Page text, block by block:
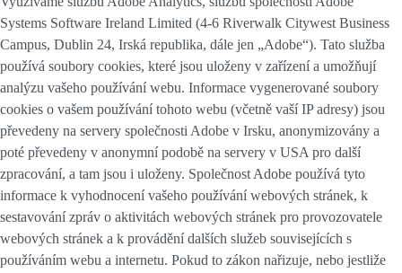
Systems Software Ireland Limited (4-6 Riverwalk Citywest Business
Campus, Dublin 24, Irská republika, dále jen „Adobe“). Tato služba
používá soubory cookies, které jsou uloženy v zařízení a umožňují
analýzu vašeho používání webu. Informace vygenerované soubory
cookies o vašem používání tohoto webu (včetně vaší IP adresy) jsou
převedeny na servery společnosti Adobe v Irsku, anonymizovány a
poté převedeny v anonymní podobě na servery v USA pro další
zpracování, a tam jsou i uloženy. Společnost Adobe používá tyto
informace k vyhodnocení vašeho používání webových stránek, k
sestavování zpráv o aktivitách webových stránek pro provozovatele
webových stránek a k provádění dalších služeb souvisejících s
používáním webu a internetu. Pokud to zákon nařizuje, nebo jestliže